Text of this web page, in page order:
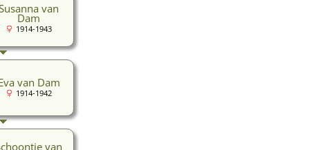
van
Dam
1914-1943
van Dam
1914-1942
van